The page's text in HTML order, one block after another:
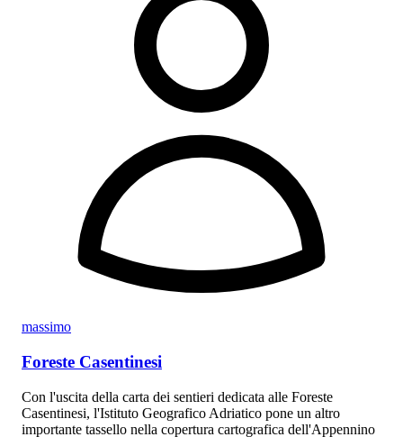
massimo
Foreste Casentinesi
Con l'uscita della carta dei sentieri dedicata alle Foreste
Casentinesi, l'Istituto Geografico Adriatico pone un altro
importante tassello nella copertura cartografica dell'Appennino